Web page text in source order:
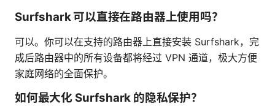
Surfshark 可以直接在路由器上使用吗？
可以。你可以在支持的路由器上直接安装 Surfshark，完
成后路由器中的所有设备都将经过 VPN 通道，极大方便
家庭网络的全面保护。
如何最大化 Surfshark 的隐私保护？